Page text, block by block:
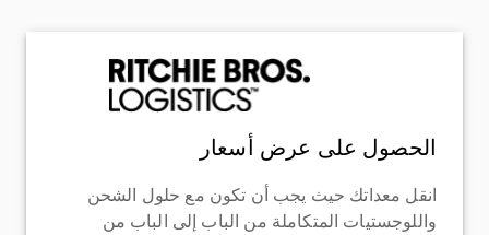
الحصول على عرض أسعار
انقل معداتك حيث يجب أن تكون مع حلول الشحن
واللوجستيات المتكاملة من الباب إلى الباب من